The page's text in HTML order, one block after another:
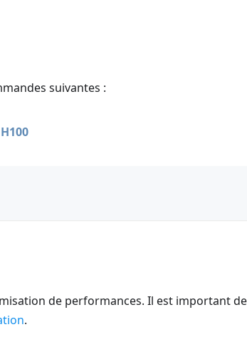
suivantes :
de performances. Il est important de
.